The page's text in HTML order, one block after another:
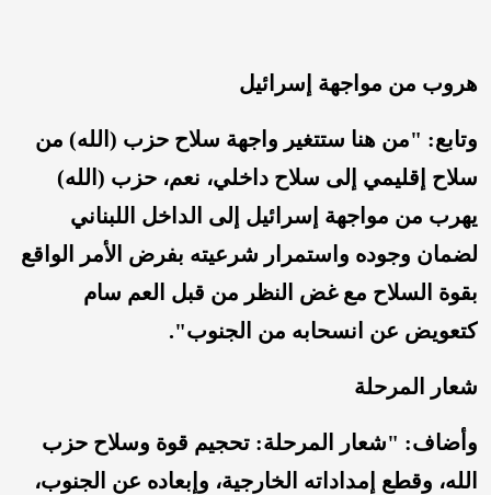
هروب من مواجهة إسرائيل
وتابع: "من هنا ستتغير واجهة سلاح حزب (الله) من
سلاح إقليمي إلى سلاح داخلي، نعم، حزب (الله)
يهرب من مواجهة إسرائيل إلى الداخل اللبناني
لضمان وجوده واستمرار شرعيته بفرض الأمر الواقع
بقوة السلاح مع غض النظر من قبل العم سام
كتعويض عن انسحابه من الجنوب".
شعار المرحلة
وأضاف: "شعار المرحلة: تحجيم قوة وسلاح حزب
الله، وقطع إمداداته الخارجية، وإبعاده عن الجنوب،